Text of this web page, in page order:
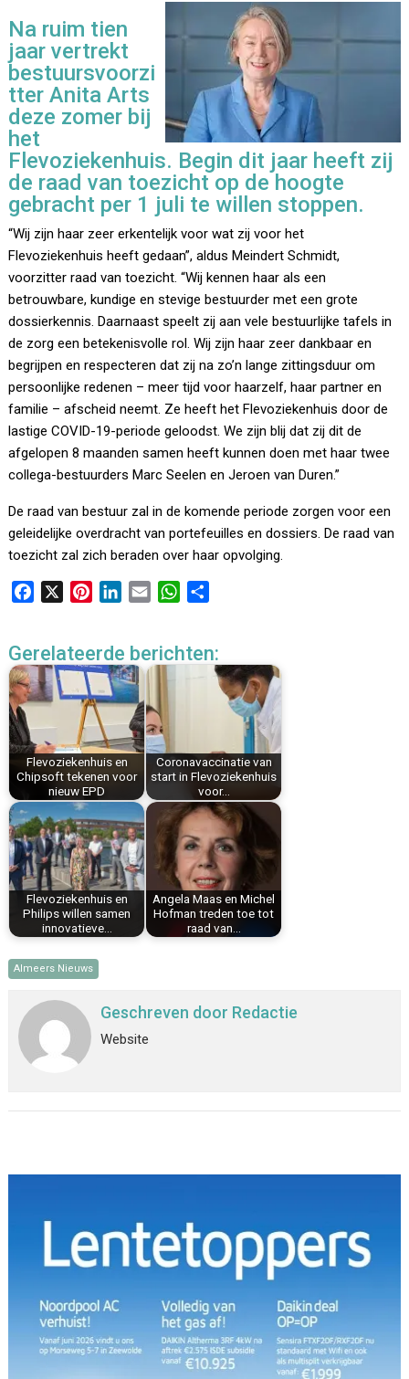
Na ruim tien
jaar vertrekt
bestuursvoorzi
tter Anita Arts
deze zomer bij
het
Flevoziekenhuis. Begin dit jaar heeft zij
de raad van toezicht op de hoogte
gebracht per 1 juli te willen stoppen.
“Wij zijn haar zeer erkentelijk voor wat zij voor het
Flevoziekenhuis heeft gedaan”, aldus Meindert Schmidt,
voorzitter raad van toezicht. “Wij kennen haar als een
betrouwbare, kundige en stevige bestuurder met een grote
dossierkennis. Daarnaast speelt zij aan vele bestuurlijke tafels in
de zorg een betekenisvolle rol. Wij zijn haar zeer dankbaar en
begrijpen en respecteren dat zij na zo’n lange zittingsduur om
persoonlijke redenen – meer tijd voor haarzelf, haar partner en
familie – afscheid neemt. Ze heeft het Flevoziekenhuis door de
lastige COVID-19-periode geloodst. We zijn blij dat zij dit de
afgelopen 8 maanden samen heeft kunnen doen met haar twee
collega-bestuurders Marc Seelen en Jeroen van Duren.”
De raad van bestuur zal in de komende periode zorgen voor een
geleidelijke overdracht van portefeuilles en dossiers. De raad van
toezicht zal zich beraden over haar opvolging.
e
b
o
k
t
e
r
e
s
t
k
e
d
I
n
i
W
t
e
n
Gerelateerde berichten:
Flevoziekenhuis en
Chipsoft tekenen voor
nieuw EPD
Coronavaccinatie van
start in Flevoziekenhuis
voor…
Flevoziekenhuis en
Philips willen samen
innovatieve…
Angela Maas en Michel
Hofman treden toe tot
raad van…
Almeers Nieuws
Geschreven door Redactie
Website